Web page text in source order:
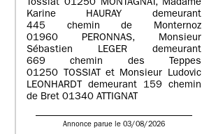
Tossiat 01250 MONTAGNAT, Madame
Karine HAURAY demeurant
445 chemin de Monternoz
01960 PERONNAS, Monsieur
Sébastien LEGER demeurant
669 chemin des Teppes
01250 TOSSIAT et Monsieur Ludovic
LEONHARDT demeurant 159 chemin
de Bret 01340 ATTIGNAT
Annonce parue le 03/08/2026